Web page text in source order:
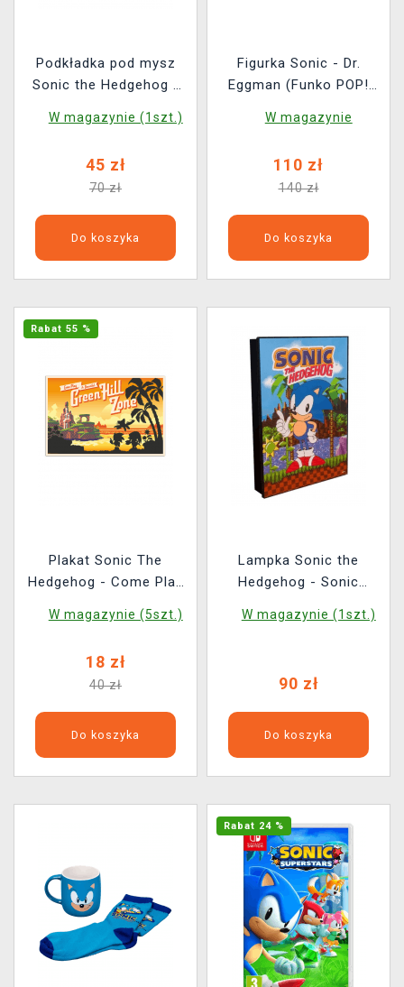
Podkładka pod mysz
Sonic the Hedgehog -
W magazynie (1szt.)
45 zł
70 zł
Do koszyka
Figurka Sonic - Dr.
Eggman (Funko POP!
W magazynie
110 zł
140 zł
Do koszyka
Rabat 55 %
Plakat Sonic The
Hedgehog - Come Play
Zone
W magazynie (5szt.)
18 zł
40 zł
Do koszyka
Lampka Sonic the
Hedgehog - Sonic
W magazynie (1szt.)
90 zł
Do koszyka
Rabat 24 %